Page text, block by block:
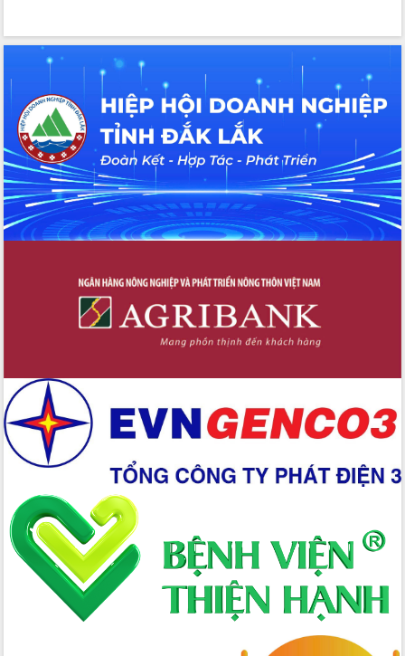
Nông sản Tây Nguyên thu hút doanh
nghiệp nước ngoài
Đắk Lắk định vị thương hiệu du lịch
“Biển – Rừng – Cà phê” trong không
gian phát triển mới
Hội nghị chia sẻ kinh nghiệm, chuyển
giao kỹ thuật y tế, định hướng phát
triển chuyên sâu đến 2030
Chuyển đổi số mở ra không gian phát
triển trong lĩnh vực văn hóa, du lịch
Thủ tướng Phạm Minh Chính: Khẩn
trương tái thiết cuộc sống người dân
bền vững
Đẩy nhanh công tác khắc phục, ổn
định đời sống Nhân dân sau bão số 13
Bí thư Tỉnh ủy Lương Nguyễn Minh
Triết dự Ngày hội đại đoàn kết tại
Buôn Đăk Tuôr, xã Cư Pui
Khởi công xây dựng Trường Phổ thông
nội trú liên cấp tiểu học và THCS xã Ia
Rvê
Phó Thủ tướng Chính phủ Mai Văn
Chính chia sẻ, động viên người dân
chịu ảnh hưởng nặng từ bão số 13